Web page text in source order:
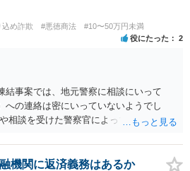
込め詐欺 #悪徳商法 #10〜50万円未満
役にたった 2
結事案では、地元警察に相談にいって
への連絡は密にいっていないようでし
相談を受けた警察官によってだいぶ変わ
てください。
機関に返済義務はあるか